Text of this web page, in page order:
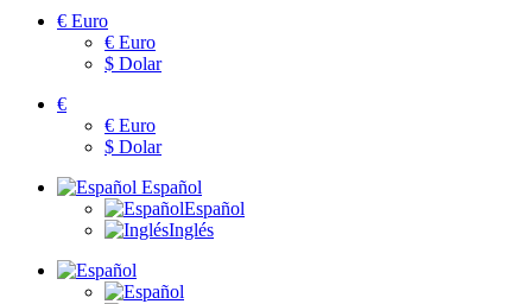
€ Euro
€ Euro
$ Dolar
€
€ Euro
$ Dolar
Español
Español
Inglés